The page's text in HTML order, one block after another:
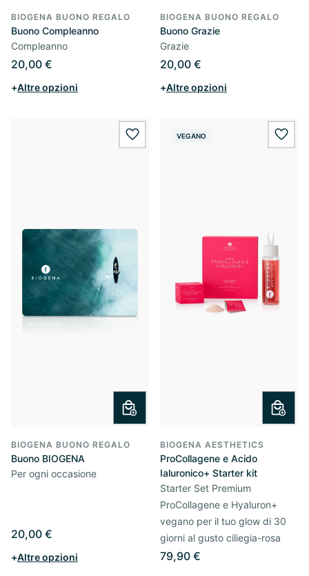
BIOGENA BUONO REGALO
Buono Compleanno
Compleanno
20,00 €
+Altre opzioni
BIOGENA BUONO REGALO
Buono Grazie
Grazie
20,00 €
+Altre opzioni
wishlist.add
BIOGENA BUONO REGALO
Buono BIOGENA
Per ogni occasione
20,00 €
+Altre opzioni
VEGANO
BIOGENA AESTHETICS
ProCollagene e Acido
Ialuronico+ Starter kit
Starter Set Premium
ProCollagene e Hyaluron+
vegano per il tuo glow di 30
giorni al gusto ciliegia-rosa
79,90 €